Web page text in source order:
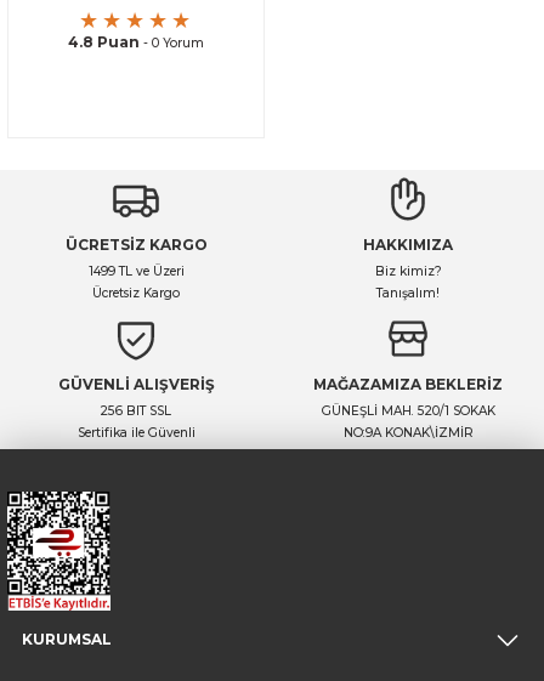
4.8 Puan - 0 Yorum
ÜCRETSİZ KARGO
1499 TL ve Üzeri
Ücretsiz Kargo
HAKKIMIZA
Biz kimiz?
Tanışalım!
GÜVENLİ ALIŞVERİŞ
256 BIT SSL
Sertifika ile Güvenli
MAĞAZAMIZA BEKLERİZ
GÜNEŞLİ MAH. 520/1 SOKAK
NO:9A KONAK\İZMİR
KURUMSAL